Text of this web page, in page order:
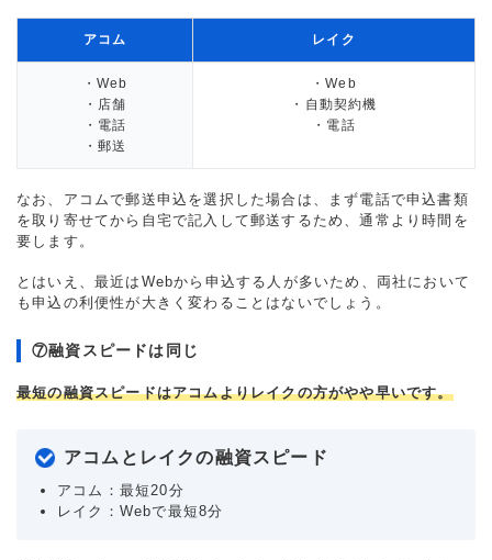
アコム レイク
・Web
・店舗
・電話
・郵送
・Web
・自動契約機
・電話
なお、アコムで郵送申込を選択した場合は、まず電話で申込書類
を取り寄せてから自宅で記入して郵送するため、通常より時間を
要します。
とはいえ、最近はWebから申込する人が多いため、両社において
も申込の利便性が大きく変わることはないでしょう。
⑦融資スピードは同じ
最短の融資スピードはアコムよりレイクの方がやや早いです。
アコムとレイクの融資スピード
アコム：最短20分
レイク：Webで最短8分